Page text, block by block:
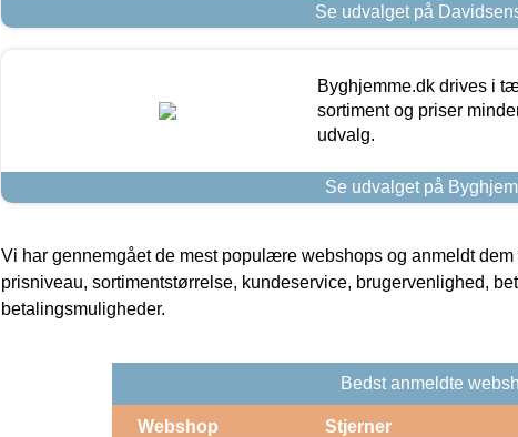
Se udvalget på
Byghjemme.dk drives i
sortiment og priser
udvalg.
Se udvalget på
Vi har gennemgået de mest populære webshops og anmeldt
prisniveau, sortimentstørrelse, kundeservice, brugervenlighed,
betalingsmuligheder.
Bedst anmeldte
Webshop Stjerner